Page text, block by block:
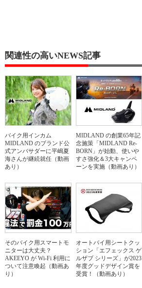
関連性の高いNEWS記事
バイク用インカム
MIDLAND のブランド公
式アンバサダーに平嶋夏
海さんが継続就任（動画
あり）
MIDLAND の創業65年記
念施策「MIDLAND Re-
BORN」が始動、使いや
すさ強化＆3大キャンペ
ーンを実施（動画あり）
そのバイク用スマートモ
ニターは大丈夫？
AKEEYO が Wi-Fi 利用に
ついて注意喚起（動画あ
り）
オートバイ用シートクッ
ション「エフェックス ゲ
ルザブ シリーズ」が2023
年度グッドデザイン賞を
受賞！（動画あり）